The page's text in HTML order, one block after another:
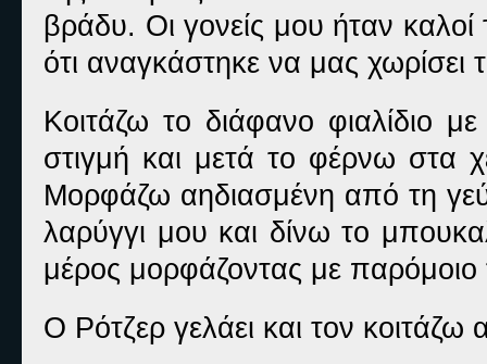
βράδυ. Οι γονείς μου ήταν καλοί
ότι αναγκάστηκε να μας χωρίσει
Κοιτάζω το διάφανο φιαλίδιο
στιγμή και μετά το φέρνω στα
Μορφάζω αηδιασμένη από τη
λαρύγγι μου και δίνω το
μέρος μορφάζοντας με
Ο Ρότζερ γελάει και τον